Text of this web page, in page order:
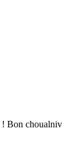
! Bon choualniv